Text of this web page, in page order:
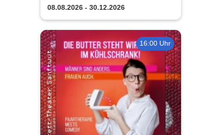
08.08.2026 - 30.12.2026
16:00 Uhr